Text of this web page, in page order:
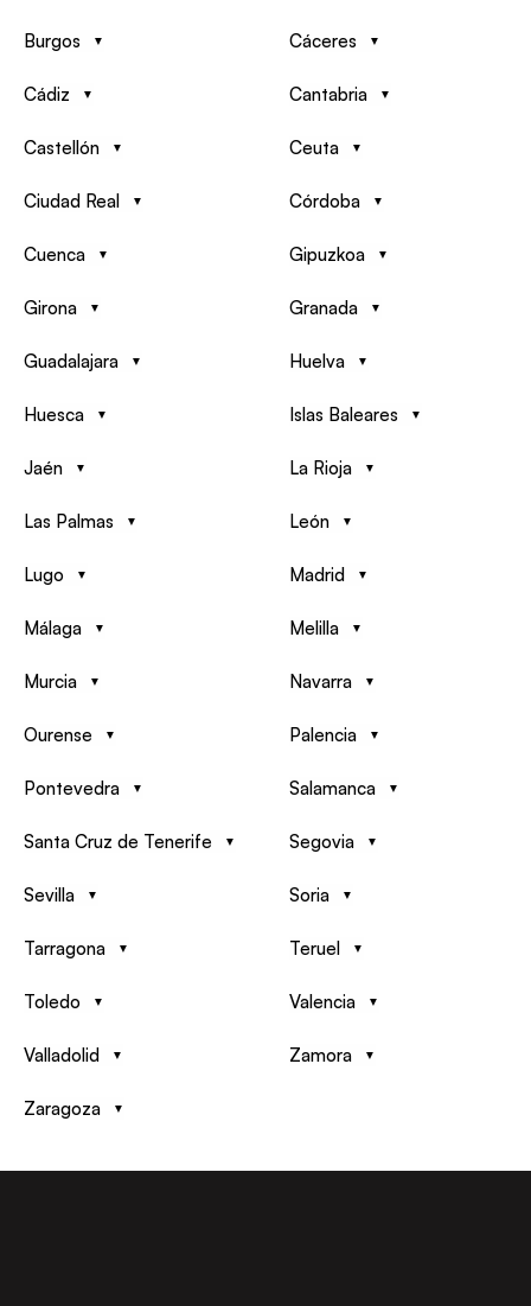
Burgos Cáceres
Cádiz Cantabria
Castellón Ceuta
Ciudad Real Córdoba
Cuenca Gipuzkoa
Girona Granada
Guadalajara Huelva
Huesca Islas Baleares
Jaén La Rioja
Las Palmas León
Lugo Madrid
Málaga Melilla
Murcia Navarra
Ourense Palencia
Pontevedra Salamanca
Santa Cruz de Tenerife Segovia
Sevilla Soria
Tarragona Teruel
Toledo Valencia
Valladolid Zamora
Zaragoza